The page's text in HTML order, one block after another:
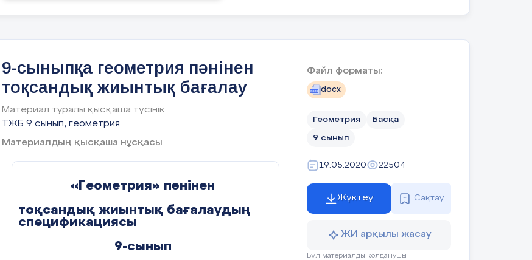
өрнектеп,
теңдігін қолданыңдар.
2- топ тапсырмасы:
Шеңберге сырттай сызылған көпбұрыштың ауданы
(p- көпбұрыштың жарты периметрi) формуласымен
Нұсқау: Көпбұрышқа іштей сызылған шеңбердің центрін
көпбұрыш төбелерімен қосып, көпбұрышты бірнеше
үшбұрыштарға бөліп қарастырыңдар.
9-сыныпқа геометрия пәнінен
тоқсандық жиынтық бағалау
Материал туралы қысқаша түсінік
ТЖБ 9 сынып, геометрия
Материалдың қысқаша нұсқасы
«Геометрия» пәнінен
тоқсандық жиынтық бағалаудың
спецификациясы
9-сынып
Файл форматы:
docx
Геометрия Басқа
9 сынып
19.05.2020 22504
Жүктеу Сақтау
ЖИ арқылы жасау
Бұл материалды қолданушы